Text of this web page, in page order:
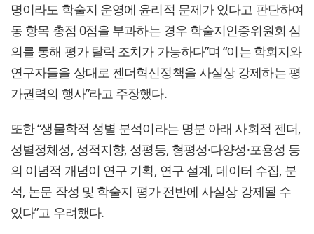
명이라도 학술지 운영에 윤리적 문제가 있다고 판단하여
동 항목 총점 0점을 부과하는 경우 학술지인증위원회 심
의를 통해 평가 탈락 조치가 가능하다”며 “이는 학회지와
연구자들을 상대로 젠더혁신정책을 사실상 강제하는 평
가권력의 행사”라고 주장했다.
또한 “생물학적 성별 분석이라는 명분 아래 사회적 젠더,
성별정체성, 성적지향, 성평등, 형평성·다양성·포용성 등
의 이념적 개념이 연구 기획, 연구 설계, 데이터 수집, 분
석, 논문 작성 및 학술지 평가 전반에 사실상 강제될 수
있다”고 우려했다.